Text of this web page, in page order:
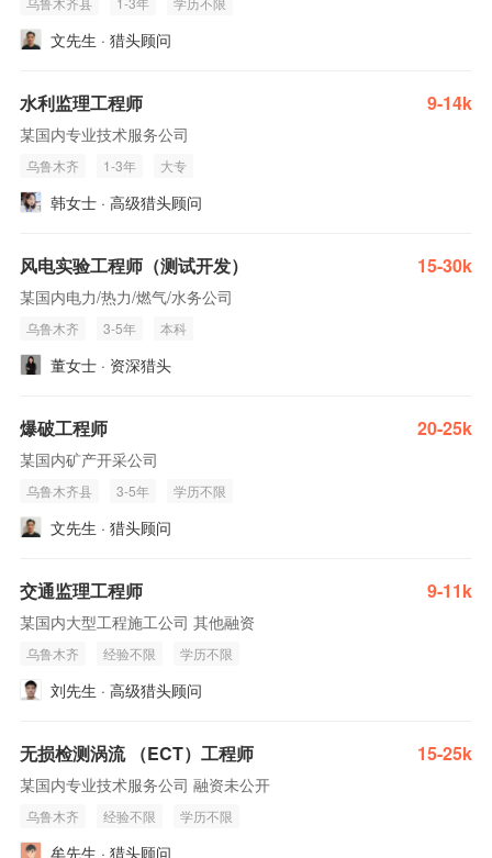
文先生 · 猎头顾问
水利监理工程师 9-14k
某国内专业技术服务公司
乌鲁木齐 1-3年 大专
韩女士 · 高级猎头顾问
风电实验工程师（测试开发） 15-30k
某国内电力/热力/燃气/水务公司
乌鲁木齐 3-5年 本科
董女士 · 资深猎头
爆破工程师 20-25k
某国内矿产开采公司
乌鲁木齐县 3-5年 学历不限
文先生 · 猎头顾问
交通监理工程师 9-11k
某国内大型工程施工公司 其他融资
乌鲁木齐 经验不限 学历不限
刘先生 · 高级猎头顾问
无损检测涡流 （ECT）工程师 15-25k
某国内专业技术服务公司 融资未公开
乌鲁木齐 经验不限 学历不限
牟先生 · 猎头顾问